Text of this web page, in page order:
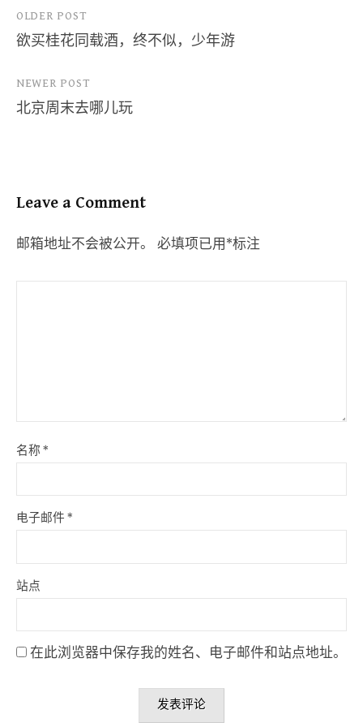
Post
navigation
OLDER POST
欲买桂花同载酒，终不似，少年游
NEWER POST
北京周末去哪儿玩
Leave a Comment
邮箱地址不会被公开。 必填项已用 *标注
名称 *
电子邮件 *
站点
在此浏览器中保存我的姓名、电子邮件和站点地址。